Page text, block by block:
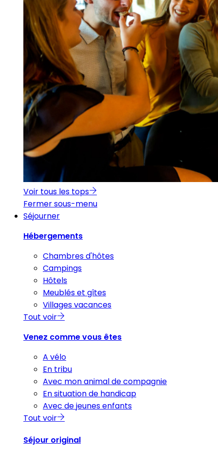
Voir tous les tops
Fermer sous-menu
Séjourner
Hébergements
Chambres d'hôtes
Campings
Hôtels
Meublés et gîtes
Villages vacances
Tout voir
Venez comme vous êtes
A vélo
En tribu
Avec mon animal de compagnie
En situation de handicap
Avec de jeunes enfants
Tout voir
Séjour original